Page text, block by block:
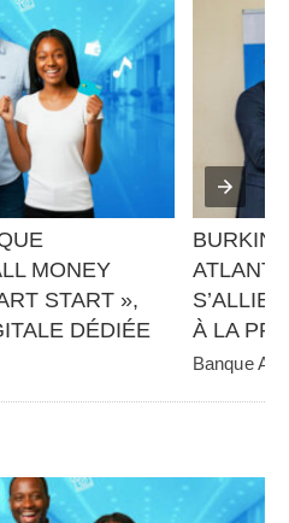
MONEY
START »,
DÉDIÉE
À LA
Banque